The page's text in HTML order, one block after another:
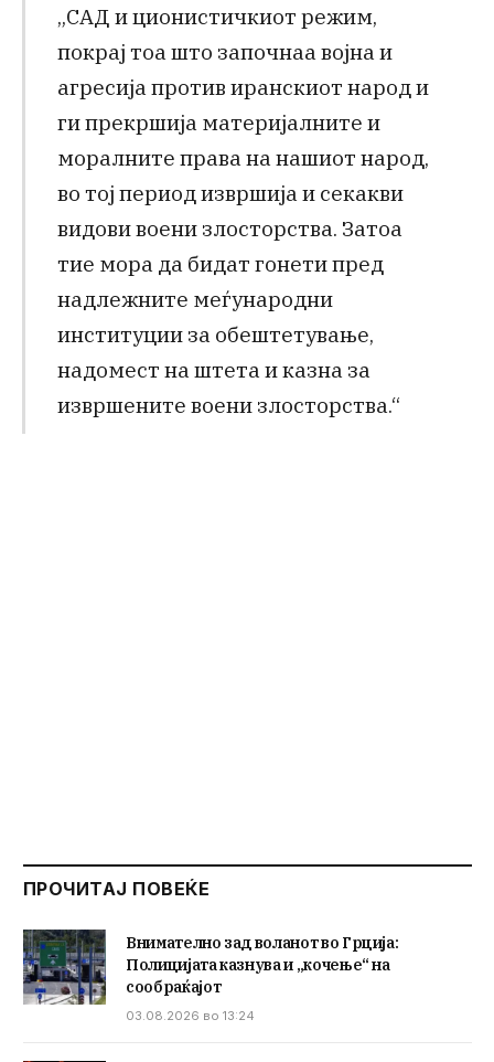
„САД и ционистичкиот режим,
покрај тоа што започнаа војна и
агресија против иранскиот народ и
ги прекршија материјалните и
моралните права на нашиот народ,
во тој период извршија и секакви
видови воени злосторства. Затоа
тие мора да бидат гонети пред
надлежните меѓународни
институции за обештетување,
надомест на штета и казна за
извршените воени злосторства.“
ПРОЧИТАЈ ПОВЕЌЕ
Внимателно зад воланот во Грција:
Полицијата казнува и „кочење“ на
сообраќајот
03.08.2026 во 13:24